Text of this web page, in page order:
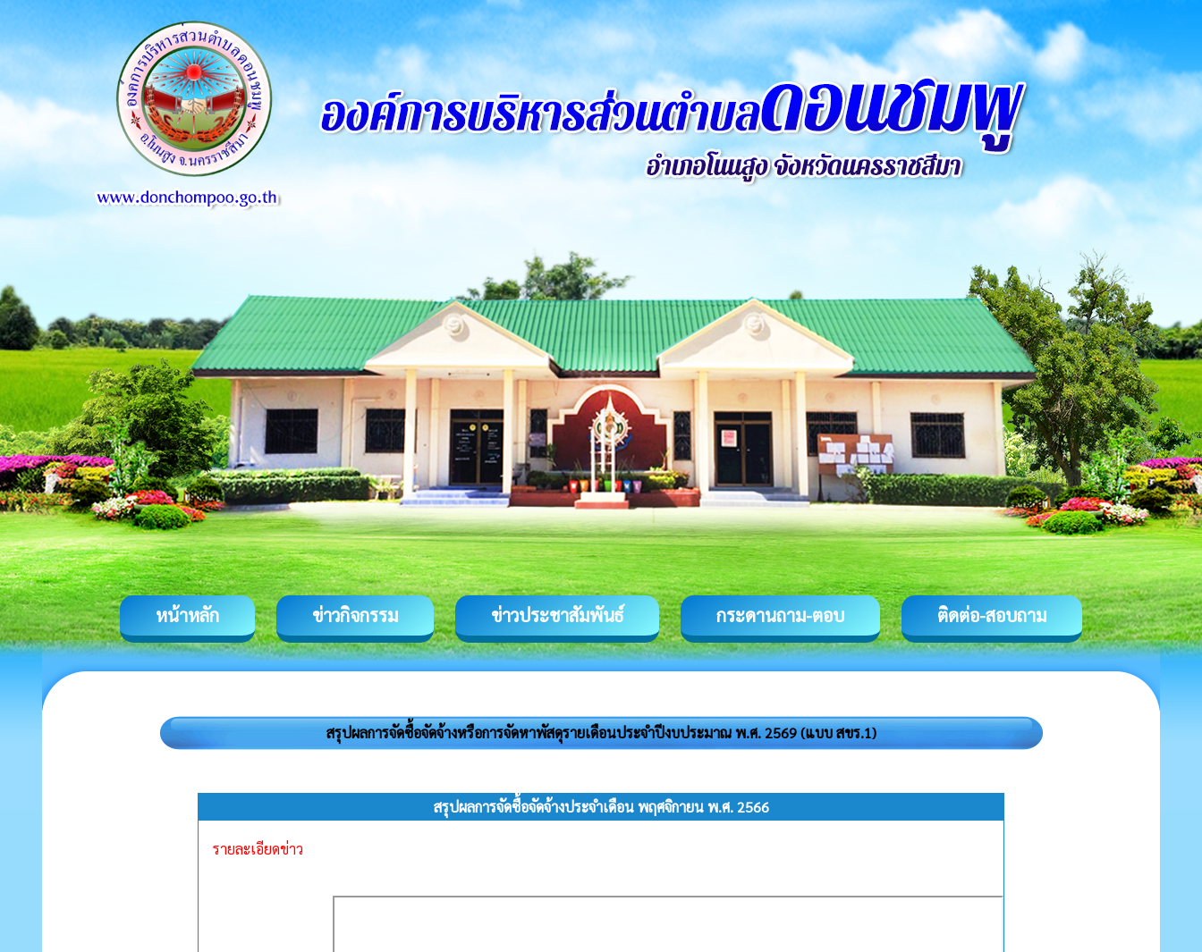
หน้าหลัก ข่าวกิจกรรม ข่าวประชาสัมพันธ์ กระดานถาม-ตอบ ติดต่อ-สอบถาม
สรุปผลการจัดซื้อจัดจ้างหรือการจัดหาพัสดุรายเดือนประจำปีงบประมาณ พ.ศ. 2569 (แบบ สขร.1)
สรุปผลการจัดซื้อจัดจ้างประจำเดือน พฤศจิกายน พ.ศ. 2566
รายละเอียดข่าว